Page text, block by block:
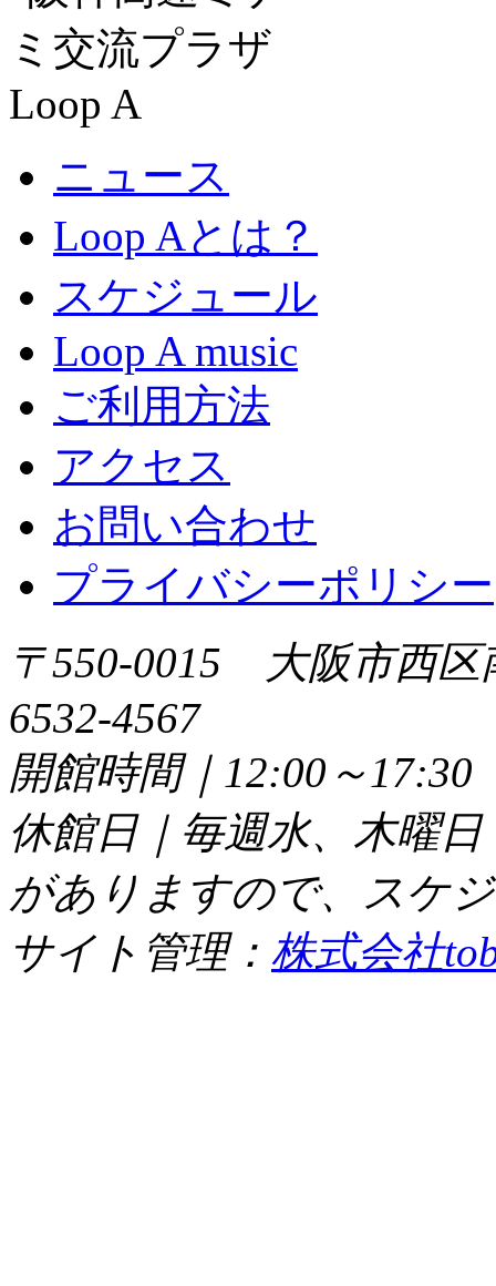
ニュース
Loop Aとは？
スケジュール
Loop A music
ご利用方法
アクセス
お問い合わせ
プライバシーポリシー
〒550-0015 大阪市西
6532-4567
開館時間｜12:00～
休館日｜毎週水、木曜
がありますので、スケ
サイト管理： 株式会社